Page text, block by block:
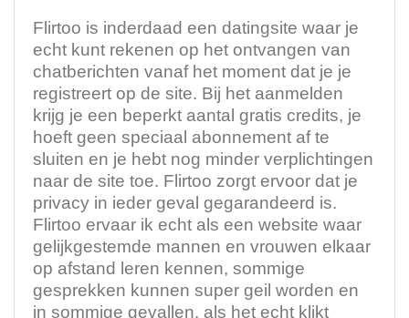
Flirtoo is inderdaad een datingsite waar je
echt kunt rekenen op het ontvangen van
chatberichten vanaf het moment dat je je
registreert op de site. Bij het aanmelden
krijg je een beperkt aantal gratis credits, je
hoeft geen speciaal abonnement af te
sluiten en je hebt nog minder verplichtingen
naar de site toe. Flirtoo zorgt ervoor dat je
privacy in ieder geval gegarandeerd is.
Flirtoo ervaar ik echt als een website waar
gelijkgestemde mannen en vrouwen elkaar
op afstand leren kennen, sommige
gesprekken kunnen super geil worden en
in sommige gevallen, als het echt klikt